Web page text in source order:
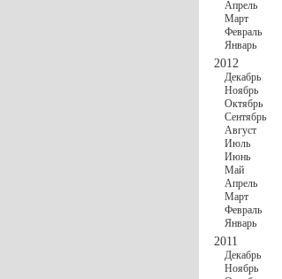
Апрель
Март
Февраль
Январь
2012
Декабрь
Ноябрь
Октябрь
Сентябрь
Август
Июль
Июнь
Май
Апрель
Март
Февраль
Январь
2011
Декабрь
Ноябрь